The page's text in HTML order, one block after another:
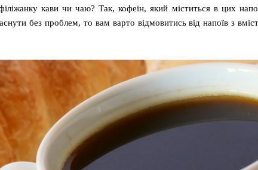
кави чи чаю? Так, кофеїн, який міститься в цих
без проблем, то вам варто відмовитись від напоїв з